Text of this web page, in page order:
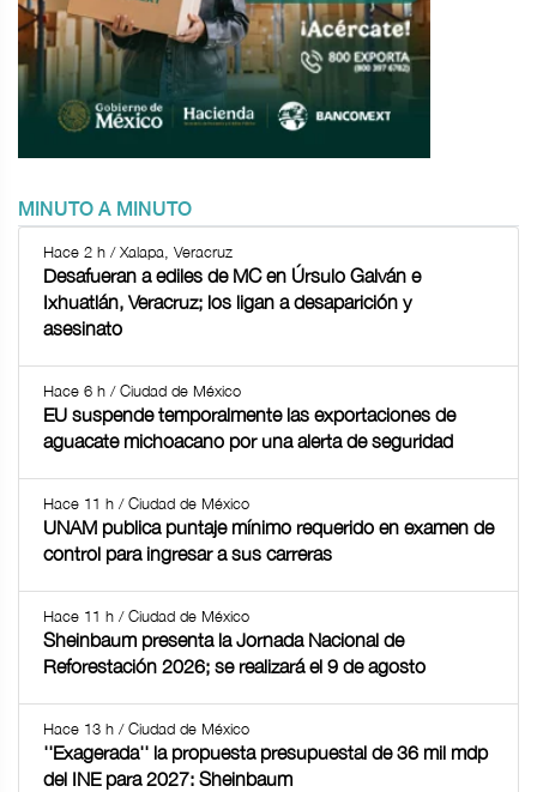
MINUTO A MINUTO
Hace 2 h / Xalapa, Veracruz
Desafueran a ediles de MC en Úrsulo Galván e
Ixhuatlán, Veracruz; los ligan a desaparición y
asesinato
Hace 6 h / Ciudad de México
EU suspende temporalmente las exportaciones de
aguacate michoacano por una alerta de seguridad
Hace 11 h / Ciudad de México
UNAM publica puntaje mínimo requerido en examen de
control para ingresar a sus carreras
Hace 11 h / Ciudad de México
Sheinbaum presenta la Jornada Nacional de
Reforestación 2026; se realizará el 9 de agosto
Hace 13 h / Ciudad de México
''Exagerada'' la propuesta presupuestal de 36 mil mdp
del INE para 2027: Sheinbaum